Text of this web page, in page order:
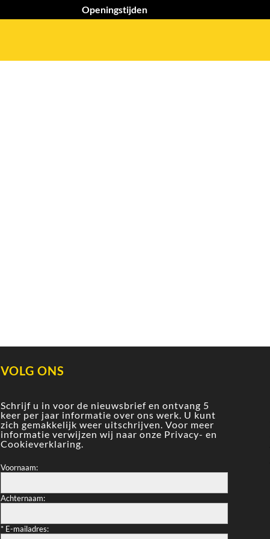
Openingstijden
VOLG ONS
Schrijf u in voor de nieuwsbrief en ontvang 5
keer per jaar informatie over ons werk. U kunt
zich gemakkelijk weer uitschrijven. Voor meer
informatie verwijzen wij naar onze Privacy- en
Cookieverklaring.
Voornaam:
Achternaam:
*E-mailadres: